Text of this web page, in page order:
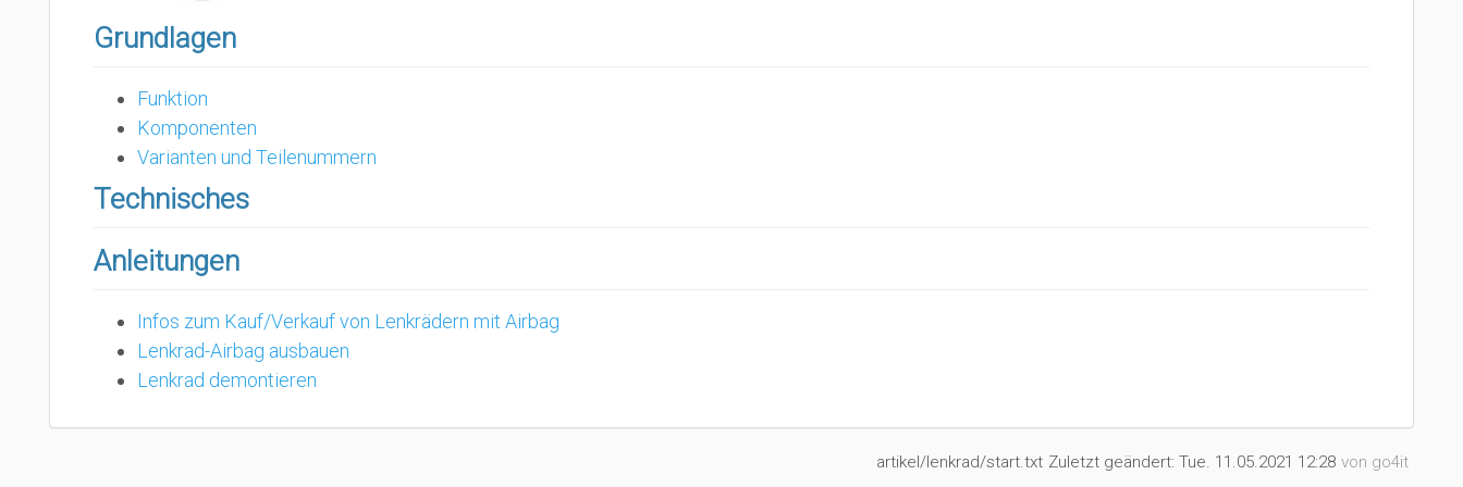
Grundlagen
Funktion
Komponenten
Varianten und Teilenummern
Technisches
Anleitungen
Infos zum Kauf/Verkauf von Lenkrädern mit Airbag
Lenkrad-Airbag ausbauen
Lenkrad demontieren
artikel/lenkrad/start.txt Zuletzt geändert: Tue. 11.05.2021 12:28 von go4it